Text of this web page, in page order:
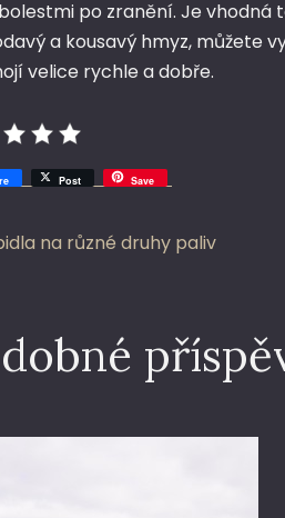
po zranění. Je vhodná
a kousavý hmyz, můžete
velice rychle a dobře.
Post Save
na různé druhy paliv